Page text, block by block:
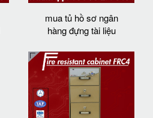
mua tủ hồ sơ ngân
hàng đựng tài liệu